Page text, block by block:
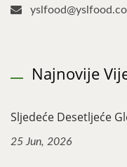
Najnovije
Sljedeće Desetljeće
25 Jun, 2026